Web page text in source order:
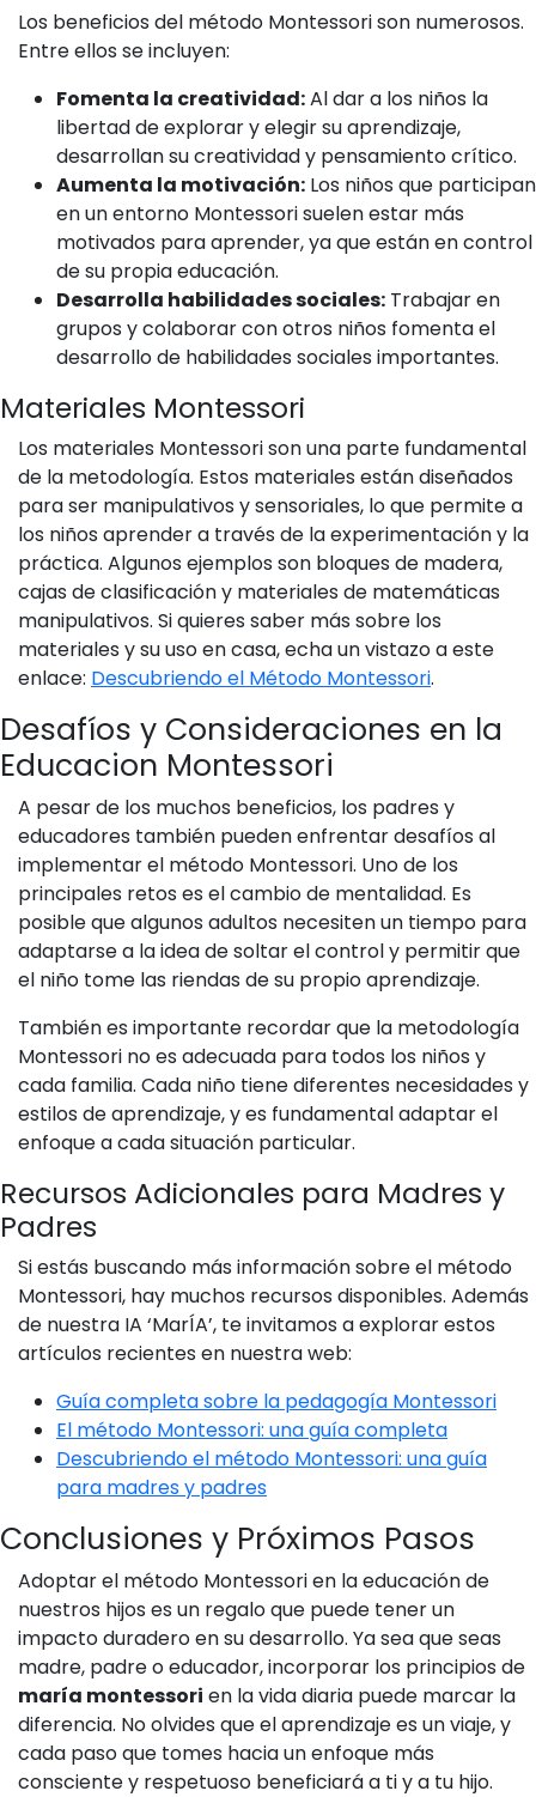
Los beneficios del método Montessori son numerosos.
Entre ellos se incluyen:
Fomenta la creatividad:Al dar a los niños la
libertad de explorar y elegir su aprendizaje,
desarrollan su creatividad y pensamiento crítico.
Aumenta la motivación: Los niños que participan
en un entorno Montessori suelen estar más
motivados para aprender, ya que están en control
de su propia educación.
Desarrolla habilidades sociales: Trabajar en
grupos y colaborar con otros niños fomenta el
desarrollo de habilidades sociales importantes.
Materiales Montessori
Los materiales Montessori son una parte fundamental
de la metodología. Estos materiales están diseñados
para ser manipulativos y sensoriales, lo que permite a
los niños aprender a través de la experimentación y la
práctica. Algunos ejemplos son bloques de madera,
cajas de clasificación y materiales de matemáticas
manipulativos. Si quieres saber más sobre los
materiales y su uso en casa, echa un vistazo a este
enlace: Descubriendo el Método Montessori.
Desafíos y Consideraciones en la
Educacion Montessori
A pesar de los muchos beneficios, los padres y
educadores también pueden enfrentar desafíos al
implementar el método Montessori. Uno de los
principales retos es el cambio de mentalidad. Es
posible que algunos adultos necesiten un tiempo para
adaptarse a la idea de soltar el control y permitir que
el niño tome las riendas de su propio aprendizaje.
También es importante recordar que la metodología
Montessori no es adecuada para todos los niños y
cada familia. Cada niño tiene diferentes necesidades y
estilos de aprendizaje, y es fundamental adaptar el
enfoque a cada situación particular.
Recursos Adicionales para Madres y
Padres
Si estás buscando más información sobre el método
Montessori, hay muchos recursos disponibles. Además
de nuestra IA ‘MarÍA’, te invitamos a explorar estos
artículos recientes en nuestra web:
Guía completa sobre la pedagogía Montessori
El método Montessori: una guía completa
Descubriendo el método Montessori: una guía
para madres y padres
Conclusiones y Próximos Pasos
Adoptar el método Montessori en la educación de
nuestros hijos es un regalo que puede tener un
impacto duradero en su desarrollo. Ya sea que seas
madre, padre o educador, incorporar los principios de
maría montessori en la vida diaria puede marcar la
diferencia. No olvides que el aprendizaje es un viaje, y
cada paso que tomes hacia un enfoque más
consciente y respetuoso beneficiará a ti y a tu hijo.